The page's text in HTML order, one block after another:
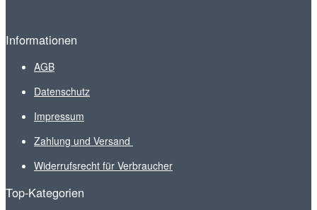
Informationen
AGB
Datenschutz
Impressum
Zahlung und Versand
Widerrufsrecht für Verbraucher
Top-Kategorien